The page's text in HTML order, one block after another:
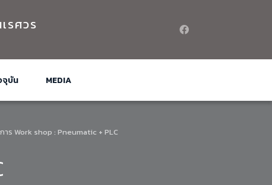
รศวร
บัน MEDIA
ร Work shop : Pneumatic + PLC